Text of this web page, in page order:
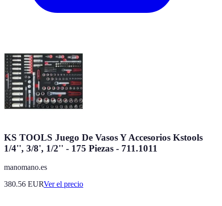
KS TOOLS Juego De Vasos Y Accesorios Kstools
1/4'', 3/8', 1/2'' - 175 Piezas - 711.1011
manomano.es
380.56 EURVer el precio